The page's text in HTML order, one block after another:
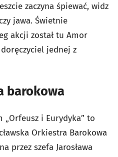
zaczyna śpiewać, widz
jawa. Świetnie
akcji został tu Amor
jednej z
barokowa
„Orfeusz i Eurydyka” to
Orkiestra Barokowa
przez szefa Jarosława